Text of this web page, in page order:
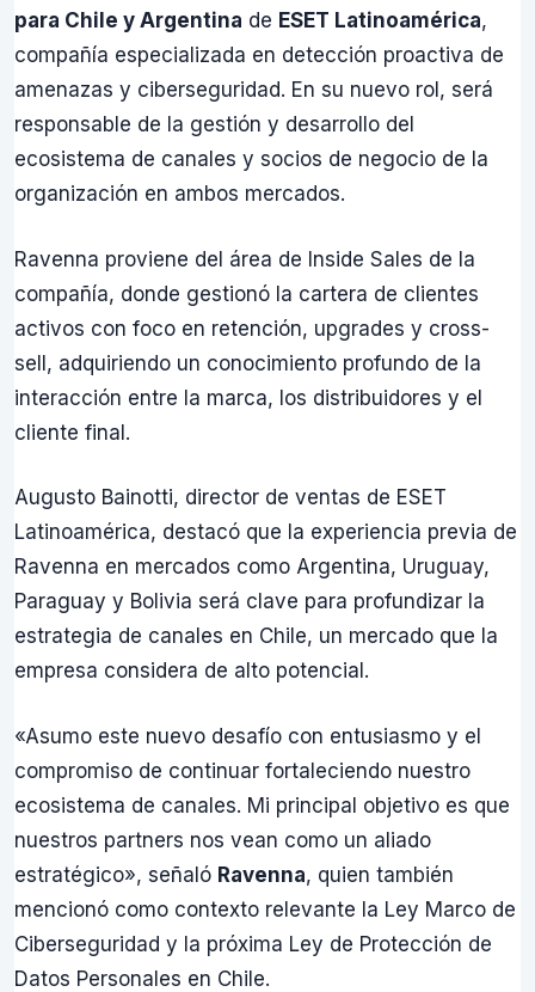
para Chile y Argentina de ESET Latinoamérica,
compañía especializada en detección proactiva de
amenazas y ciberseguridad. En su nuevo rol, será
responsable de la gestión y desarrollo del
ecosistema de canales y socios de negocio de la
organización en ambos mercados.
Ravenna proviene del área de Inside Sales de la
compañía, donde gestionó la cartera de clientes
activos con foco en retención, upgrades y cross-
sell, adquiriendo un conocimiento profundo de la
interacción entre la marca, los distribuidores y el
cliente final.
Augusto Bainotti, director de ventas de ESET
Latinoamérica, destacó que la experiencia previa de
Ravenna en mercados como Argentina, Uruguay,
Paraguay y Bolivia será clave para profundizar la
estrategia de canales en Chile, un mercado que la
empresa considera de alto potencial.
«Asumo este nuevo desafío con entusiasmo y el
compromiso de continuar fortaleciendo nuestro
ecosistema de canales. Mi principal objetivo es que
nuestros partners nos vean como un aliado
estratégico», señaló Ravenna, quien también
mencionó como contexto relevante la Ley Marco de
Ciberseguridad y la próxima Ley de Protección de
Datos Personales en Chile.